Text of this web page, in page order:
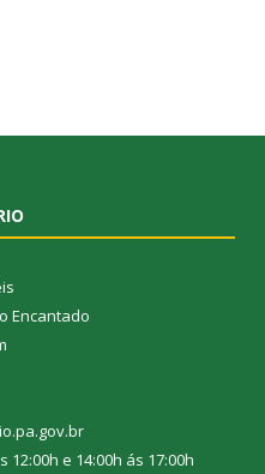
Encantado
e 14:00h ás 17:00h